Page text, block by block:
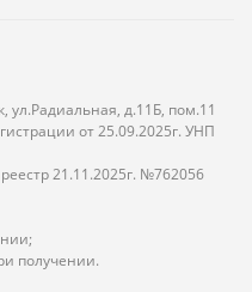
ул.Радиальная, д.11Б, пом.11
от 25.09.2025г. УНП
21.11.2025г. №762056
получении.